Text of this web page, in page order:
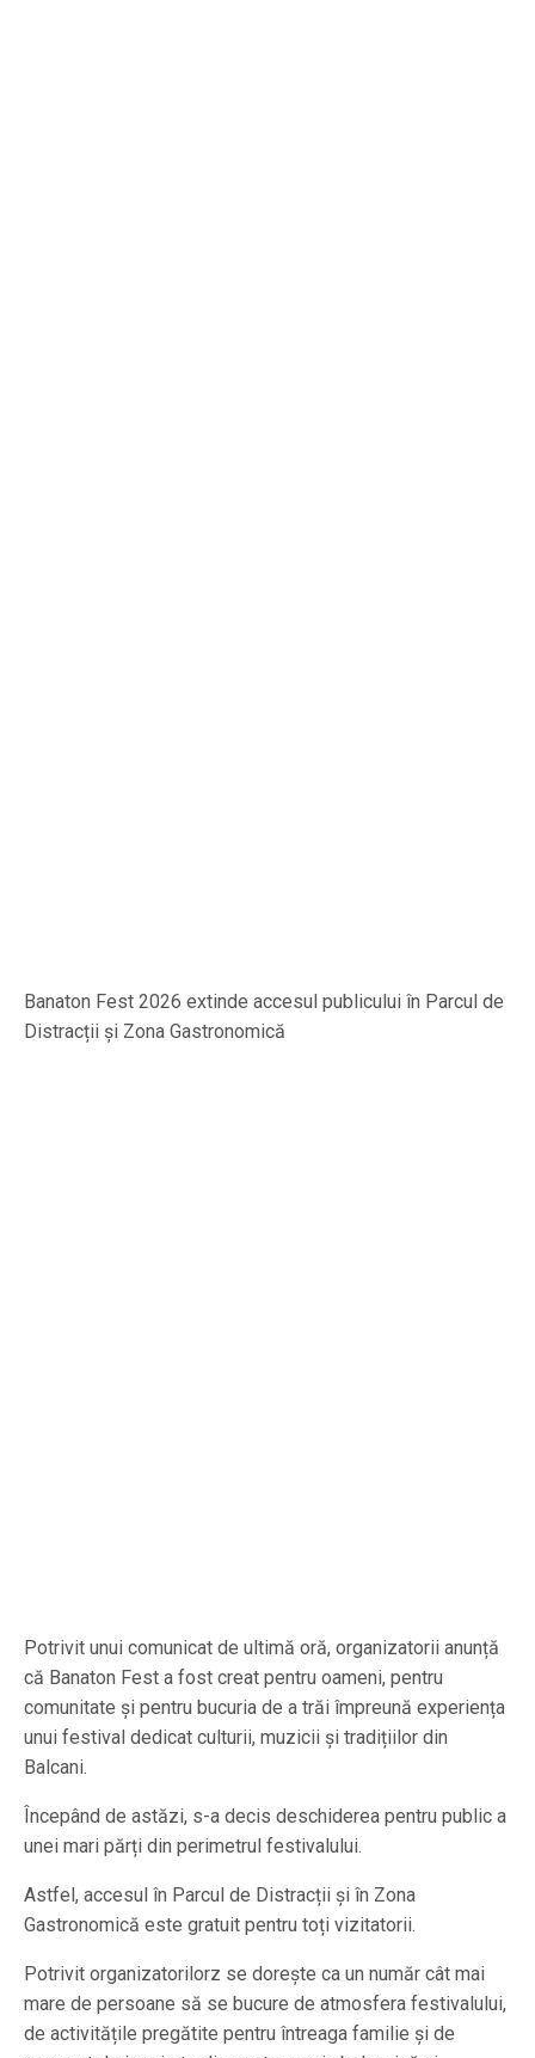
Banaton Fest 2026 extinde accesul publicului în Parcul de
Distracții și Zona Gastronomică
Potrivit unui comunicat de ultimă oră, organizatorii anunță
că Banaton Fest a fost creat pentru oameni, pentru
comunitate și pentru bucuria de a trăi împreună experiența
unui festival dedicat culturii, muzicii și tradițiilor din
Balcani.
Începând de astăzi, s-a decis deschiderea pentru public a
unei mari părți din perimetrul festivalului.
Astfel, accesul în Parcul de Distracții și în Zona
Gastronomică este gratuit pentru toți vizitatorii.
Potrivit organizatorilorz se dorește ca un număr cât mai
mare de persoane să se bucure de atmosfera festivalului,
de activitățile pregătite pentru întreaga familie și de